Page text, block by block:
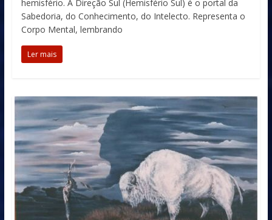
hemisfério. A Direção Sul (Hemisfério Sul) é o portal da
Sabedoria, do Conhecimento, do Intelecto. Representa o
Corpo Mental, lembrando
Ler mais